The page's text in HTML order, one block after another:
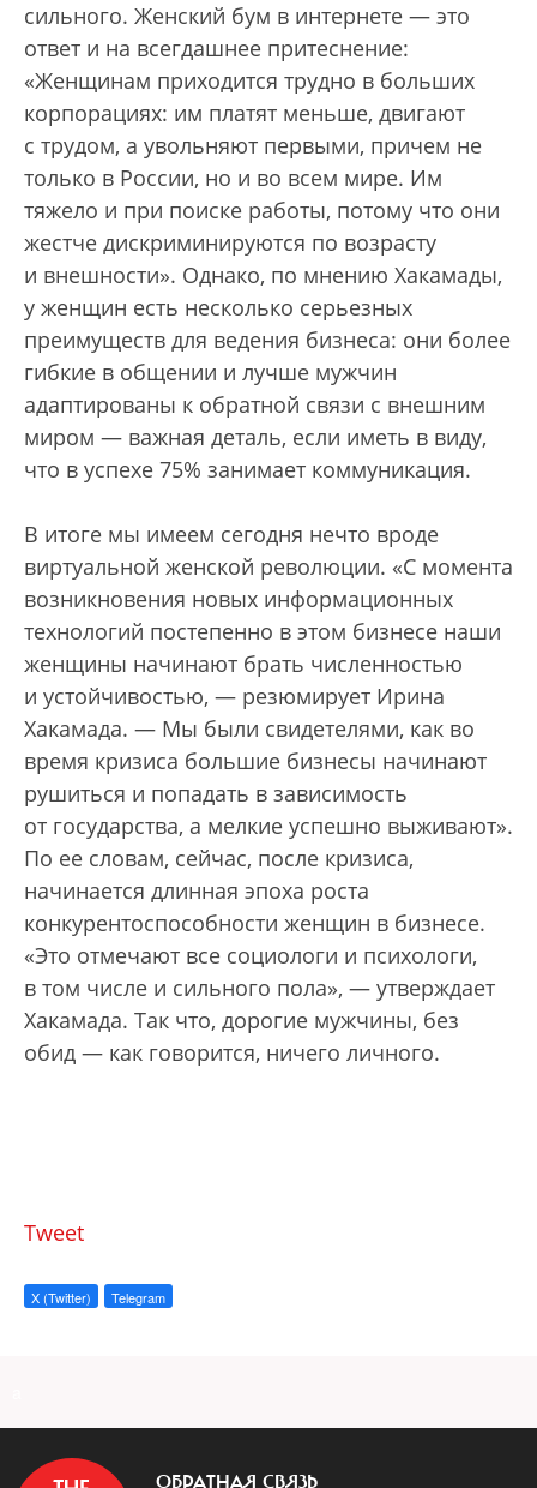
сильного. Женский бум в интернете — это
ответ и на всегдашнее притеснение:
«Женщинам приходится трудно в больших
корпорациях: им платят меньше, двигают
с трудом, а увольняют первыми, причем не
только в России, но и во всем мире. Им
тяжело и при поиске работы, потому что они
жестче дискриминируются по возрасту
и внешности». Однако, по мнению Хакамады,
у женщин есть несколько серьезных
преимуществ для ведения бизнеса: они более
гибкие в общении и лучше мужчин
адаптированы к обратной связи с внешним
миром — важная деталь, если иметь в виду,
что в успехе 75% занимает коммуникация.
В итоге мы имеем сегодня нечто вроде
виртуальной женской революции. «С момента
возникновения новых информационных
технологий постепенно в этом бизнесе наши
женщины начинают брать численностью
и устойчивостью, — резюмирует Ирина
Хакамада. — Мы были свидетелями, как во
время кризиса большие бизнесы начинают
рушиться и попадать в зависимость
от государства, а мелкие успешно выживают».
По ее словам, сейчас, после кризиса,
начинается длинная эпоха роста
конкурентоспособности женщин в бизнесе.
«Это отмечают все социологи и психологи,
в том числе и сильного пола», — утверждает
Хакамада. Так что, дорогие мужчины, без
обид — как говорится, ничего личного.
Tweet
X (Twitter) Telegram
ОБРАТНАЯ СВЯЗЬ